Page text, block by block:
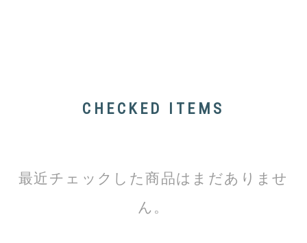
CHECKED ITEMS
最近チェックした商品はまだありませ
ん。